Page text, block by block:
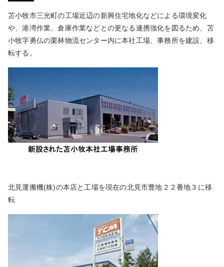
苫小牧市三光町の工場近辺の新興住宅地化などによる環境変化
や、港湾作業、倉庫作業などとの更なる連携強化を図るため、苫
小牧字勇仏の栗林物流センター内に本社工場、事務所を建設、移
転する。
北見運搬機(株)の本店と工場を現在の北見市豊地２２番地３に移
転